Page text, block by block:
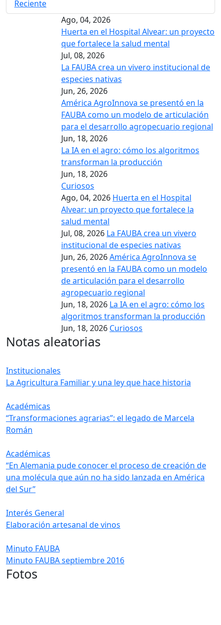
Reciente
Ago, 04, 2026
Huerta en el Hospital Alvear: un proyecto
que fortalece la salud mental
Jul, 08, 2026
La FAUBA crea un vivero institucional de
especies nativas
Jun, 26, 2026
América AgroInnova se presentó en la
FAUBA como un modelo de articulación
para el desarrollo agropecuario regional
Jun, 18, 2026
La IA en el agro: cómo los algoritmos
transforman la producción
Jun, 18, 2026
Curiosos
Ago, 04, 2026 Huerta en el Hospital
Alvear: un proyecto que fortalece la
salud mental
Jul, 08, 2026 La FAUBA crea un vivero
institucional de especies nativas
Jun, 26, 2026América AgroInnova se
presentó en la FAUBA como un modelo
de articulación para el desarrollo
agropecuario regional
Jun, 18, 2026 La IA en el agro: cómo los
algoritmos transforman la producción
Jun, 18, 2026 Curiosos
Notas aleatorias
Institucionales
La Agricultura Familiar y una ley que hace historia
Académicas
“Transformaciones agrarias”: el legado de Marcela
Román
Académicas
“En Alemania pude conocer el proceso de creación de
una molécula que aún no ha sido lanzada en América
del Sur”
Interés General
Elaboración artesanal de vinos
Minuto FAUBA
Minuto FAUBA septiembre 2016
Fotos